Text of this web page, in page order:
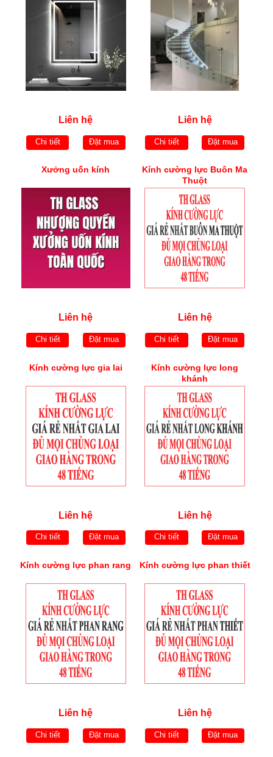
Liên hệ
Chi tiết Đặt mua
Liên hệ
Chi tiết Đặt mua
Xưởng uốn kính
Liên hệ
Chi tiết Đặt mua
Kính cường lực Buôn Ma
Thuột
Liên hệ
Chi tiết Đặt mua
Kính cường lực gia lai
Liên hệ
Chi tiết Đặt mua
Kính cường lực long
khánh
Liên hệ
Chi tiết Đặt mua
Kính cường lực phan rang
Liên hệ
Chi tiết Đặt mua
Kính cường lực phan thiết
Liên hệ
Chi tiết Đặt mua